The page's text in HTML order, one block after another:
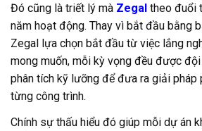
Đó cũng là triết lý mà Zegal theo đuổi
năm hoạt động. Thay vì bắt đầu bằng
Zegal lựa chọn bắt đầu từ việc lắng
mong muốn, mỗi kỳ vọng đều được
phân tích kỹ lưỡng để đưa ra giải pháp
từng công trình.
Chính sự thấu hiểu đó giúp mỗi dự án